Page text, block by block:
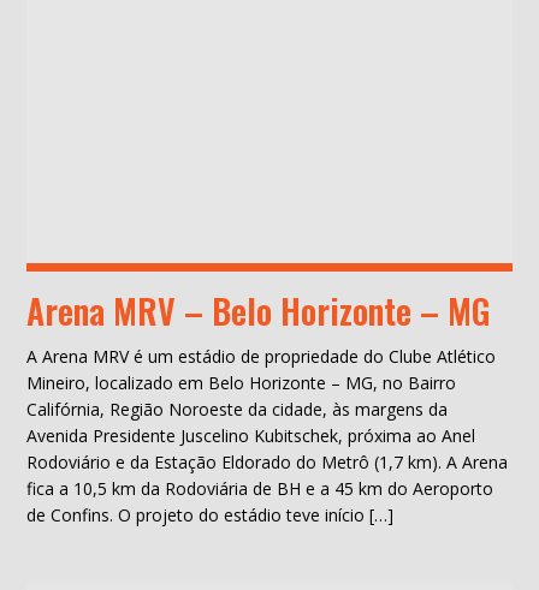
Arena MRV – Belo Horizonte – MG
A Arena MRV é um estádio de propriedade do Clube Atlético
Mineiro, localizado em Belo Horizonte – MG, no Bairro
Califórnia, Região Noroeste da cidade, às margens da
Avenida Presidente Juscelino Kubitschek, próxima ao Anel
Rodoviário e da Estação Eldorado do Metrô (1,7 km). A Arena
fica a 10,5 km da Rodoviária de BH e a 45 km do Aeroporto
de Confins. O projeto do estádio teve início […]